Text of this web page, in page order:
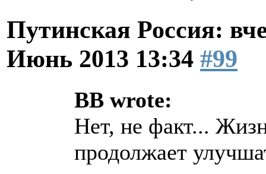
Путинская Россия:
Июнь 2013 13:34 #99
BB wrote:
Нет, не факт...
продолжает